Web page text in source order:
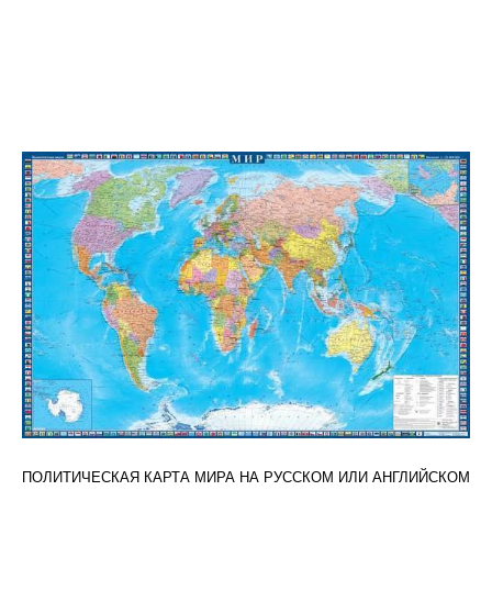
ПОЛИТИЧЕСКАЯ КАРТА МИРА НА РУССКОМ ИЛИ АНГЛИЙСКОМ